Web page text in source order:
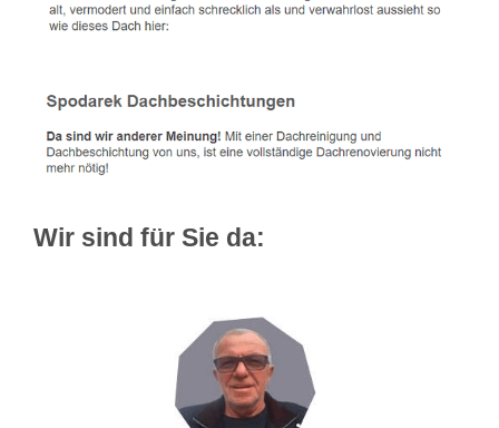
Wir sind für Sie da: